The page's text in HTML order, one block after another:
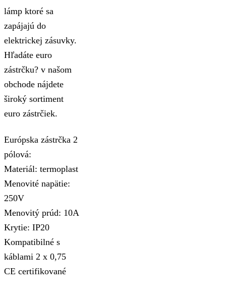
lámp ktoré sa
zapájajú do
elektrickej zásuvky.
Hľadáte euro
zástrčku? v našom
obchode nájdete
široký sortiment
euro zástrčiek.
Európska zástrčka 2
pólová:
Materiál: termoplast
Menovité napätie:
250V
Menovitý prúd: 10A
Krytie: IP20
Kompatibilné s
káblami 2 x 0,75
CE certifikované